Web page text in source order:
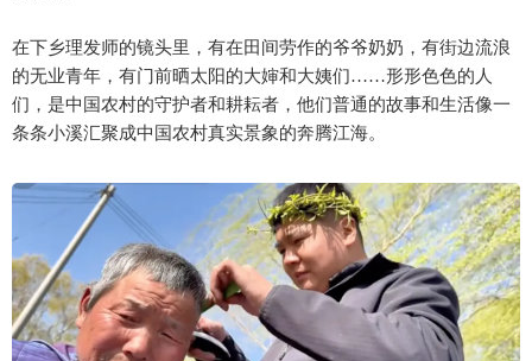
在下乡理发师的镜头里，有在田间劳作的爷爷奶奶，有街边流浪
的无业青年，有门前晒太阳的大婶和大姨们……形形色色的人
们，是中国农村的守护者和耕耘者，他们普通的故事和生活像一
条条小溪汇聚成中国农村真实景象的奔腾江海。